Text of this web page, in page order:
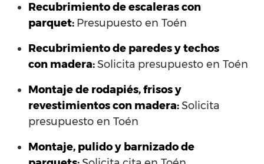
Recubrimiento de escaleras con
parquet: Presupuesto en Toén
Recubrimiento de paredes y techos
con madera:Solicita presupuesto en Toén
Montaje de rodapiés, frisos y
revestimientos con madera:Solicita
presupuesto en Toén
Montaje, pulido y barnizado de